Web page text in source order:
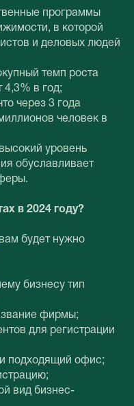
программы
в которой
и деловых людей
темп роста
4,3% в год;
через 3 года
человек в
уровень
обуславливает
в 2024 году?
будет нужно
бизнесу тип
фирмы;
для регистрации
подходящий офис;
вид бизнес-